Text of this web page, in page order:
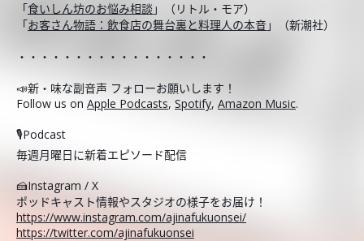
「食いしん坊のお悩み相談」（リトル・モア）
「お客さん物語：飲食店の舞台裏と料理人の本音」（新潮社）
・・・・・・・・・・・・・・・・・
📣新・味な副音声 フォローお願いします！
Follow us on Apple Podcasts, Spotify, Amazon Music.
🎙️Podcast
毎週月曜日に新着エピソード配信
🍰Instagram / X
ポッドキャスト情報やスタジオの様子をお届け！
https://www.instagram.com/ajinafukuonsei/
https://twitter.com/ajinafukuonsei